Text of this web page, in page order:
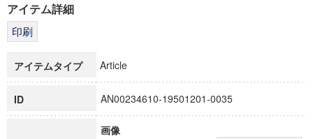
科学研究費補助金研究成果報告書
博士課程教育リーディングプログラム「超成熟社会発展のサ
アイテム詳細
アイテムタイプ Article
ID AN00234610-19501201-0035
画像